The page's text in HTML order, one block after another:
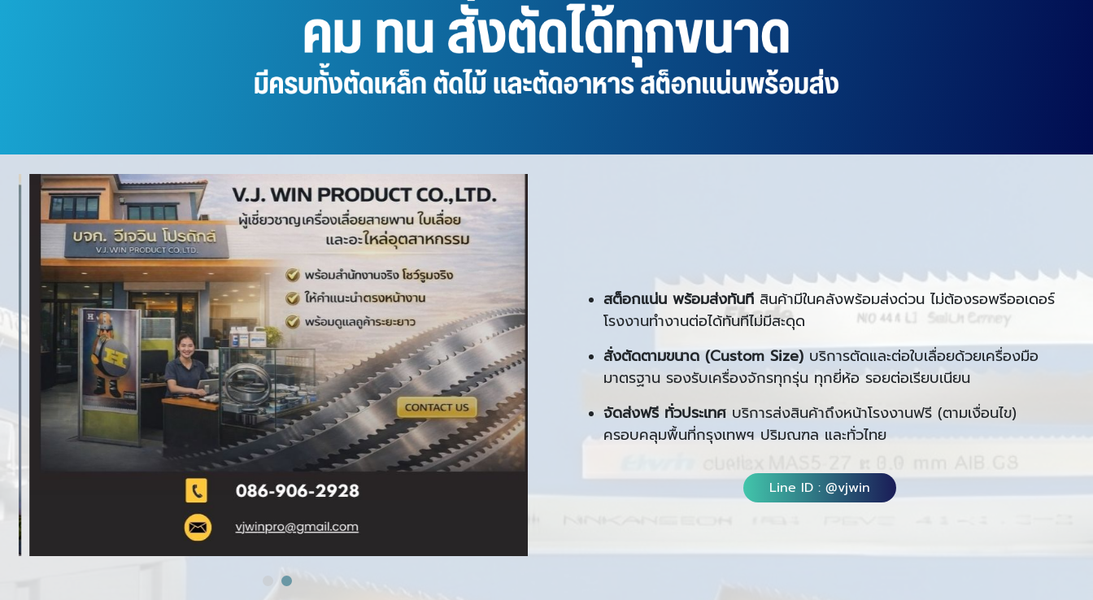
สต็อกแน่น พร้อมส่งทันที สินค้ามีในคลังพร้อมส่งด่วน ไม่ต้องรอพรีออเดอร์
โรงงานทำงานต่อได้ทันทีไม่มีสะดุด
สั่งตัดตามขนาด (Custom Size) บริการตัดและต่อใบเลื่อยด้วยเครื่องมือ
มาตรฐาน รองรับเครื่องจักรทุกรุ่น ทุกยี่ห้อ รอยต่อเรียบเนียน
จัดส่งฟรี ทั่วประเทศ บริการส่งสินค้าถึงหน้าโรงงานฟรี (ตามเงื่อนไข)
ครอบคลุมพื้นที่กรุงเทพฯ ปริมณฑล และทั่วไทย
Line ID : @vjwin